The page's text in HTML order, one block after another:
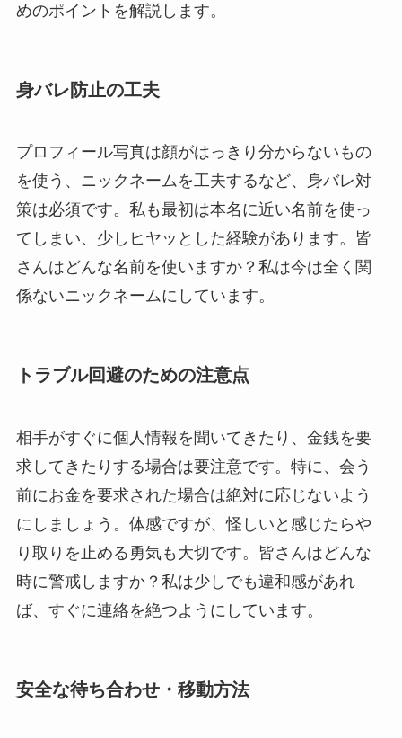
めのポイントを解説します。
身バレ防止の工夫
プロフィール写真は顔がはっきり分からないもの
を使う、ニックネームを工夫するなど、身バレ対
策は必須です。私も最初は本名に近い名前を使っ
てしまい、少しヒヤッとした経験があります。皆
さんはどんな名前を使いますか？私は今は全く関
係ないニックネームにしています。
トラブル回避のための注意点
相手がすぐに個人情報を聞いてきたり、金銭を要
求してきたりする場合は要注意です。特に、会う
前にお金を要求された場合は絶対に応じないよう
にしましょう。体感ですが、怪しいと感じたらや
り取りを止める勇気も大切です。皆さんはどんな
時に警戒しますか？私は少しでも違和感があれ
ば、すぐに連絡を絶つようにしています。
安全な待ち合わせ・移動方法